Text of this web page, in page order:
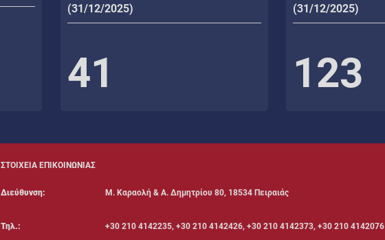
(31/12/2025)
41
(31/12/2025)
123
ΣΤΟΙΧΕΙΑ ΕΠΙΚΟΙΝΩΝΙΑΣ
Διεύθυνση: Μ. Καραολή & Α. Δημητρίου 80, 18534 Πειραιάς
Τηλ.: +30 210 4142235, +30 210 4142426, +30 210 4142373, +30 210 4142076